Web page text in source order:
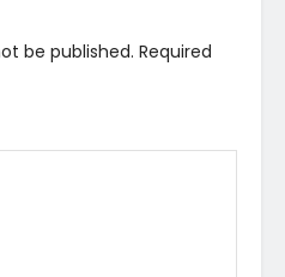
be published. Required